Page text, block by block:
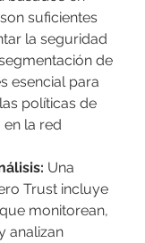
suficientes
la seguridad
de
esencial para
políticas de
la red
Una
Trust incluye
monitorean,
analizan